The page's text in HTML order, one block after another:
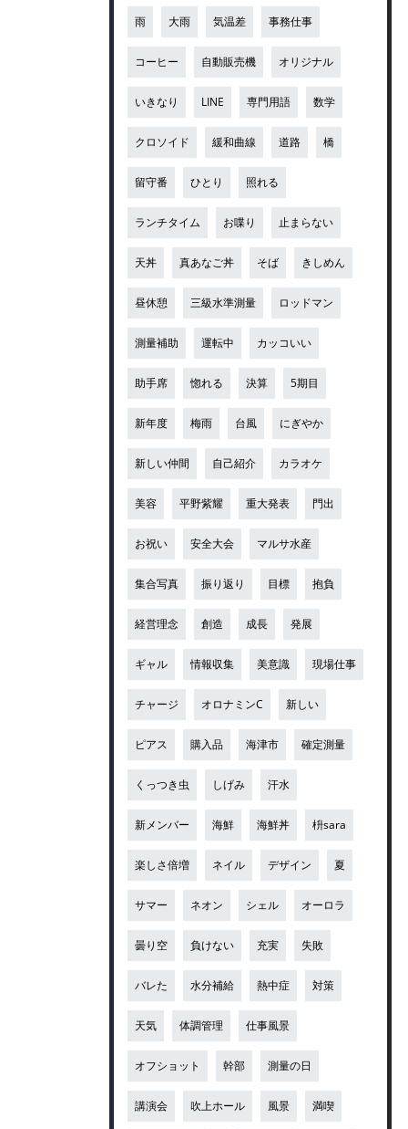
雨 大雨 気温差 事務仕事
コーヒー 自動販売機 オリジナル
いきなり LINE 専門用語 数学
クロソイド 緩和曲線 道路 橋
留守番 ひとり 照れる
ランチタイム お喋り 止まらない
天丼 真あなご丼 そば きしめん
昼休憩 三級水準測量 ロッドマン
測量補助 運転中 カッコいい
助手席 惚れる 決算 5期目
新年度 梅雨 台風 にぎやか
新しい仲間 自己紹介 カラオケ
美容 平野紫耀 重大発表 門出
お祝い 安全大会 マルサ水産
集合写真 振り返り 目標 抱負
経営理念 創造 成長 発展
ギャル 情報収集 美意識 現場仕事
チャージ オロナミンC 新しい
ピアス 購入品 海津市 確定測量
くっつき虫 しげみ 汗水
新メンバー 海鮮 海鮮丼 枡sara
楽しさ倍増 ネイル デザイン 夏
サマー ネオン シェル オーロラ
曇り空 負けない 充実 失敗
バレた 水分補給 熱中症 対策
天気 体調管理 仕事風景
オフショット 幹部 測量の日
講演会 吹上ホール 風景 満喫